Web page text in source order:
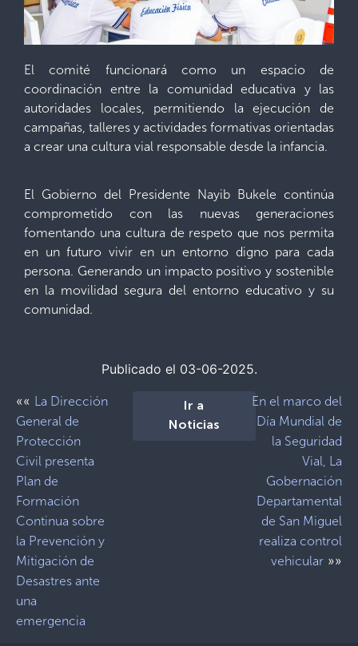
El comité funcionará como un espacio de
coordinación entre la comunidad educativa y las
autoridades locales, permitiendo la ejecución de
campañas, talleres y actividades formativas orientadas
a crear una cultura vial responsable desde la infancia.
El Gobierno del Presidente Nayib Bukele continúa
comprometido con las nuevas generaciones
fomentando una cultura de respeto que nos permita
en un futuro vivir en un entorno digno para cada
persona. Generando un impacto positivo y sostenible
en la movilidad segura del entorno educativo y su
comunidad.
Publicado el 03-06-2025.
«« La Dirección
General de
Protección
Civil presenta
Plan de
Formación
Continua sobre
la Prevención y
Mitigación de
Desastres ante
una
emergencia
Ir a
Noticias
En el marco del
Día Mundial de
la Seguridad
Vial, La
Gobernación
Departamental
de San Miguel
realiza control
vehicular»»